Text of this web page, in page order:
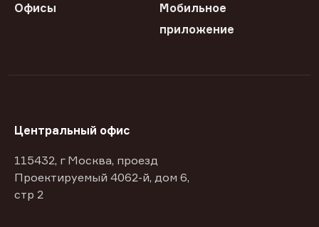
Офисы
Мобильное
приложение
Центральный офис
115432, г Москва, проезд
Проектируемый 4062-й, дом 6,
стр 2